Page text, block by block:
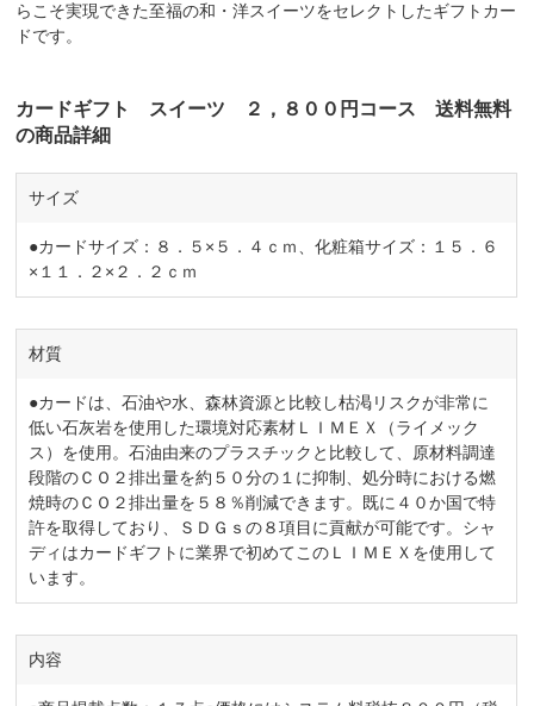
らこそ実現できた至福の和・洋スイーツをセレクトしたギフトカー
ドです。
カードギフト スイーツ ２，８００円コース 送料無料
の商品詳細
サイズ
●カードサイズ：８．５×５．４ｃｍ、化粧箱サイズ：１５．６
×１１．２×２．２ｃｍ
材質
●カードは、石油や水、森林資源と比較し枯渇リスクが非常に
低い石灰岩を使用した環境対応素材ＬＩＭＥＸ（ライメック
ス）を使用。石油由来のプラスチックと比較して、原材料調達
段階のＣＯ２排出量を約５０分の１に抑制、処分時における燃
焼時のＣＯ２排出量を５８％削減できます。既に４０か国で特
許を取得しており、ＳＤＧｓの８項目に貢献が可能です。シャ
ディはカードギフトに業界で初めてこのＬＩＭＥＸを使用して
います。
内容